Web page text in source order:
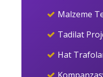
Malzeme
Tadilat
Hat